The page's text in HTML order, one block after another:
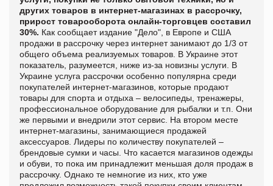
других товаров в интернет-магазинах в рассрочку,
прирост товарооборота онлайн-торговцев составил
30%. Как сообщает издание "Дело", в Европе и США
продажи в рассрочку через интернет занимают до 1/3 от
общего объема реализуемых товаров. В Украине этот
показатель, разумеется, ниже из-за новизны услуги. В
Украине услуга рассрочки особенно популярна среди
покупателей интернет-магазинов, которые продают
товары для спорта и отдыха – велосипеды, тренажеры,
профессиональное оборудование для рыбалки и т.п. Они
же первыми и внедрили этот сервис. На втором месте
интернет-магазины, занимающиеся продажей
аксессуаров. Лидеры по количеству покупателей –
брендовые сумки и часы. Что касается магазинов одежды
и обуви, то пока им принадлежит меньшая доля продаж в
рассрочку. Однако те немногие из них, кто уже